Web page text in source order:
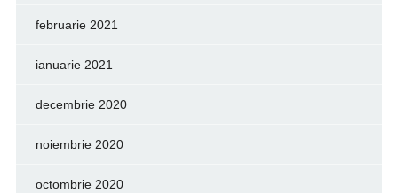
februarie 2021
ianuarie 2021
decembrie 2020
noiembrie 2020
octombrie 2020